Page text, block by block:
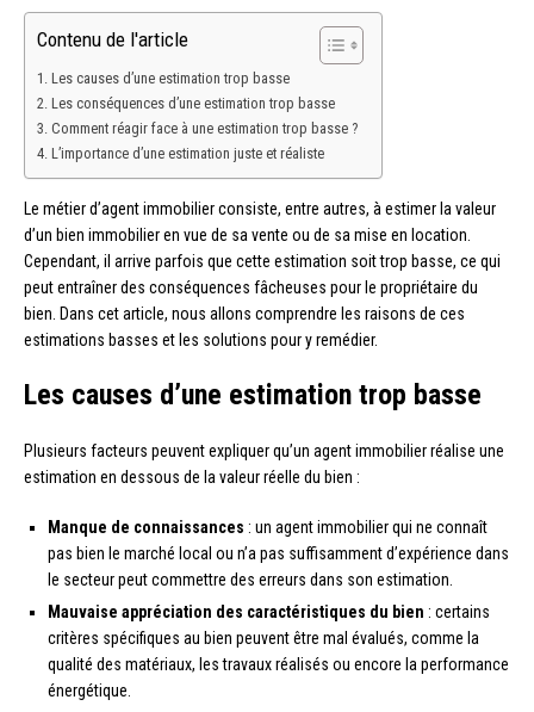
Contenu de l'article
Les causes d’une estimation trop basse
Les conséquences d’une estimation trop basse
Comment réagir face à une estimation trop basse ?
L’importance d’une estimation juste et réaliste
Le métier d’agent immobilier consiste, entre autres, à estimer la valeur
d’un bien immobilier en vue de sa vente ou de sa mise en location.
Cependant, il arrive parfois que cette estimation soit trop basse, ce qui
peut entraîner des conséquences fâcheuses pour le propriétaire du
bien. Dans cet article, nous allons comprendre les raisons de ces
estimations basses et les solutions pour y remédier.
Les causes d’une estimation trop basse
Plusieurs facteurs peuvent expliquer qu’un agent immobilier réalise une
estimation en dessous de la valeur réelle du bien :
Manque de connaissances : un agent immobilier qui ne connaît
pas bien le marché local ou n’a pas suffisamment d’expérience dans
le secteur peut commettre des erreurs dans son estimation.
Mauvaise appréciation des caractéristiques du bien : certains
critères spécifiques au bien peuvent être mal évalués, comme la
qualité des matériaux, les travaux réalisés ou encore la performance
énergétique.